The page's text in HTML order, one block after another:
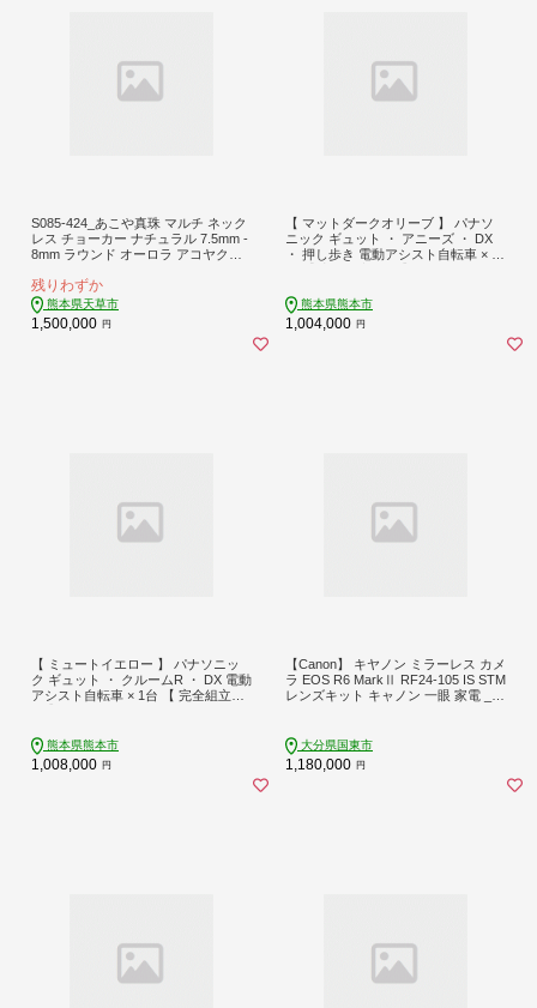
S085-424_あこや真珠 マルチ ネック
レス チョーカー ナチュラル 7.5mm -
8mm ラウンド オーロラ アコヤクイ
残りわずか
熊本県天草市
1,500,000 円
【 マットダークオリーブ 】 パナソ
ニック ギュット ・ アニーズ ・ DX
・ 押し歩き 電動アシスト自転車 × 1
熱フィン スタピタ2S 自転車 電動ア
シスト自転車 電動自転車 子乗せ自転
車
熊本県熊本市
1,004,000 円
【 ミュートイエロー 】 パナソニッ
ク ギュット ・ クルームR ・ DX 電動
アシスト自転車 × 1台 【 完全組立配
示 安全基準 自転車 電動アシスト自
転車 電動自転車 子乗せ自転車 【 202
5年12月発売 新モデル 】
熊本県熊本市
1,008,000 円
【Canon】 キヤノン ミラーレス カメ
ラ EOS R6 MarkⅡ RF24-105 IS STM
レンズキット キャノン 一眼 家電 _00
大分県国東市
1,180,000 円